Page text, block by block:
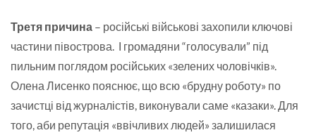
Третя причина – російські військові захопили ключові
частини півострова. І громадяни “голосували” під
пильним поглядом російських «зелених чоловічків».
Олена Лисенко пояснює, що всю «брудну роботу» по
зачистці від журналістів, виконували саме «казаки». Для
того, аби репутація «ввічливих людей» залишилася